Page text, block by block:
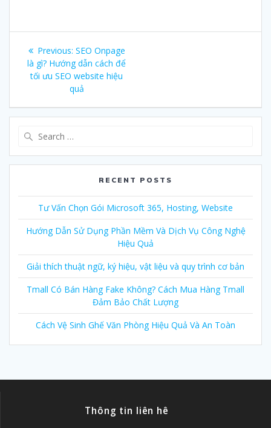
Post
navigation
Previous: Previous
post:
SEO Onpage
là gì? Hướng dẫn cách để
tối ưu SEO website hiệu
quả
RECENT POSTS
Tư Vấn Chọn Gói Microsoft 365, Hosting, Website
Hướng Dẫn Sử Dụng Phần Mềm Và Dịch Vụ Công Nghệ
Hiệu Quả
Giải thích thuật ngữ, ký hiệu, vật liệu và quy trình cơ bản
Tmall Có Bán Hàng Fake Không? Cách Mua Hàng Tmall
Đảm Bảo Chất Lượng
Cách Vệ Sinh Ghế Văn Phòng Hiệu Quả Và An Toàn
Thông tin liên hê